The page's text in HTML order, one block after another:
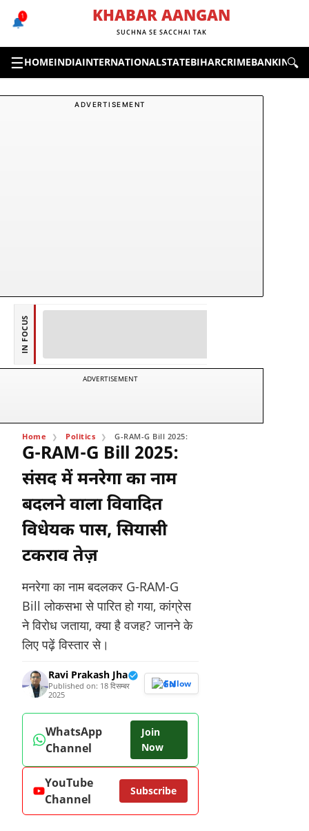
Skip
🔔
1 KHABAR AANGAN
SUCHNA SE SACCHAI TAK
☰HOMEINDIAINTERNATIONALSTATEBIHARCRIMEBANKING &
🔍
ADVERTISEMENT
IN FOCUS
ADVERTISEMENT
Home Politics G-RAM-G Bill 2025: संसद में मनरेगा का नाम बदलने वाला
G-RAM-G Bill 2025:
संसद में मनरेगा का नाम
बदलने वाला विवादित
विधेयक पास, सियासी
टकराव तेज़
मनरेगा का नाम बदलकर G-RAM-G
Bill लोकसभा से पारित हो गया, कांग्रेस
ने विरोध जताया, क्या है वजह? जानने के
लिए पढ़ें विस्तार से।
Ravi Prakash Jha
Published on: 18 दिसम्बर
2025
Follow
WhatsApp
Channel
Join
Now
YouTube
Channel
Subscribe